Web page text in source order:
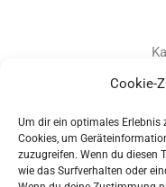
Cookie-
Um dir ein optimales Erlebnis
Cookies, um
zuzugreifen. Wenn du diesen
wie das Surfverhalten oder
+49